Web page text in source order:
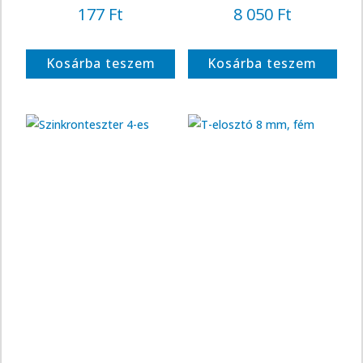
177 Ft
Kosárba teszem
8 050 Ft
Kosárba teszem